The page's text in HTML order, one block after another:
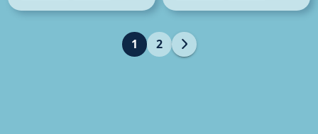
1 2